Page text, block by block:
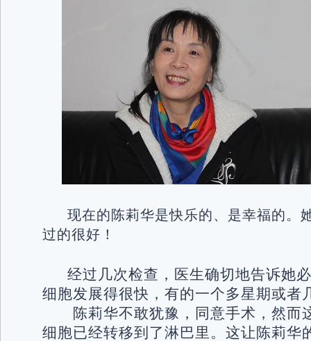
现在的陈莉华是快乐的、是幸福的。
过的很好！
经过几次检查，医生确切地告诉她
细胞发展得很快，有的一个多星期或者
陈莉华不敢犹豫，同意手术，然而
细胞已经转移到了淋巴里。这让陈莉华